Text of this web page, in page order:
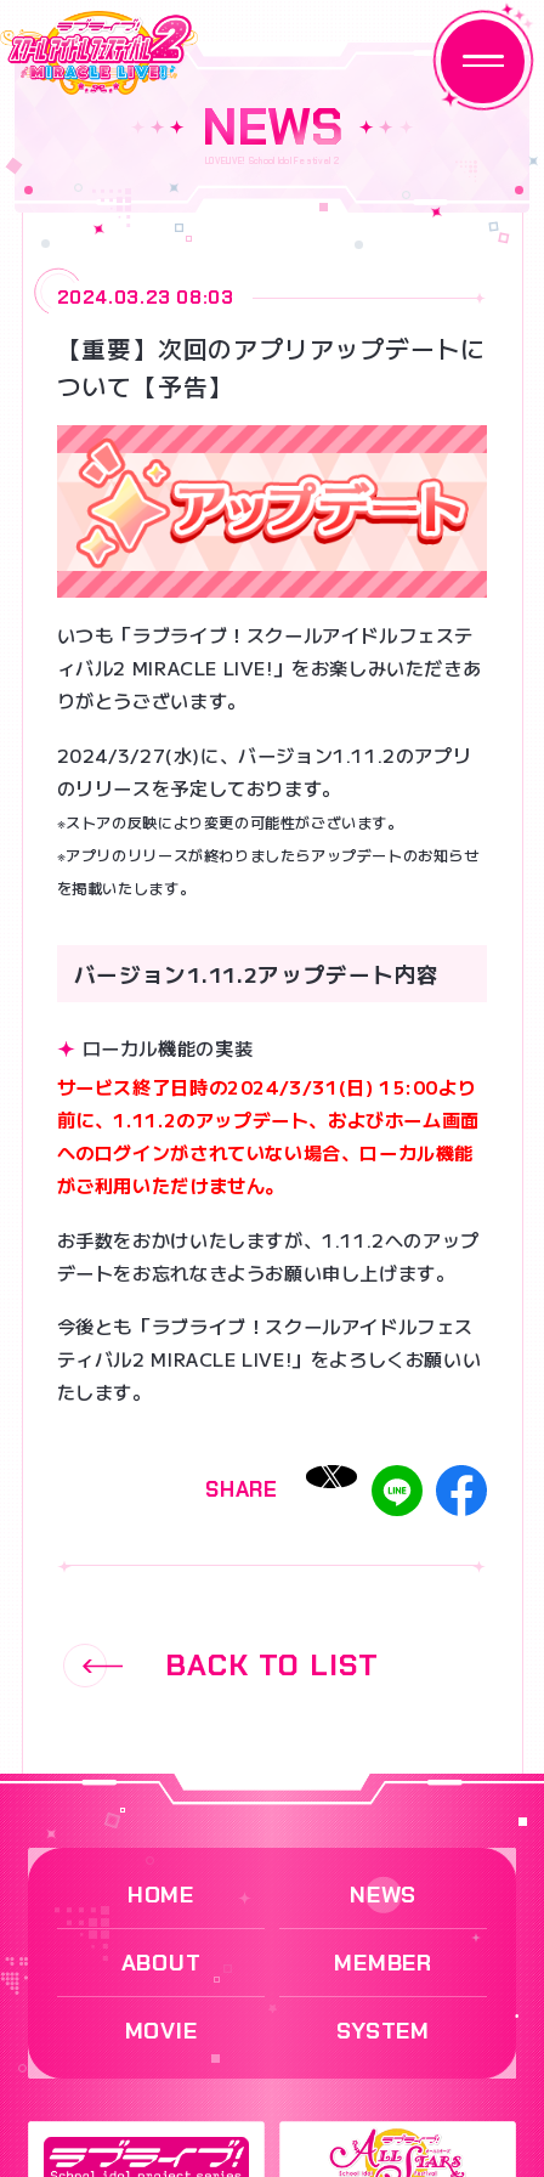
HOME
ABOUT
MEMBER
MOVIE
SYSTEM
OFFICIAL X
@lovelive_SIF
JP EN
NEWS
2024.03.23 08:03
【重要】次回のアプリアップデートに
ついて【予告】
いつも「ラブライブ！スクールアイドルフェステ
ィバル2 MIRACLE LIVE!」をお楽しみいただきあ
りがとうございます。
2024/3/27(水)に、バージョン1.11.2のアプリ
のリリースを予定しております。
※ストアの反映により変更の可能性がございます。
※アプリのリリースが終わりましたらアップデートのお知らせ
を掲載いたします。
バージョン1.11.2アップデート内容
ローカル機能の実装
サービス終了日時の2024/3/31(日) 15:00より
前に、1.11.2のアップデート、およびホーム画面
へのログインがされていない場合、ローカル機能
がご利用いただけません。
お手数をおかけいたしますが、1.11.2へのアップ
デートをお忘れなきようお願い申し上げます。
今後とも「ラブライブ！スクールアイドルフェス
ティバル2 MIRACLE LIVE!」をよろしくお願いい
たします。
SHARE
BACK TO LIST
HOME NEWS
ABOUT MEMBER
MOVIE SYSTEM